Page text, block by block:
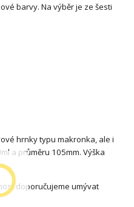
barvy. Na výběr je ze šesti
hrnky typu makronka, ale i
a průměru 105mm. Výška
doporučujeme umývat